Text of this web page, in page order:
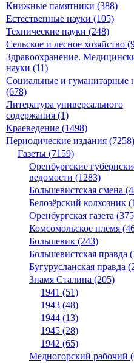
Книжные памятники (388)
Естественные науки (105)
Технические науки (248)
Сельское и лесное хозяйство
Здравоохранение.
науки (11)
Социальные и гуманитарные
(678)
Литература универсального
содержания (1)
Краеведение (1498)
Периодические издания (7258)
Газеты (7159)
Оренбургские
ведомости (1283)
Большевистская смена
Белозёрский колхозник
Оренбургская газета
Комсомольское племя
Большевик (243)
Большевистская правда
Бугурусланская правда
Знамя Сталина (205)
1941 (51)
1943 (48)
1944 (13)
1945 (28)
1942 (65)
Медногорский рабочий